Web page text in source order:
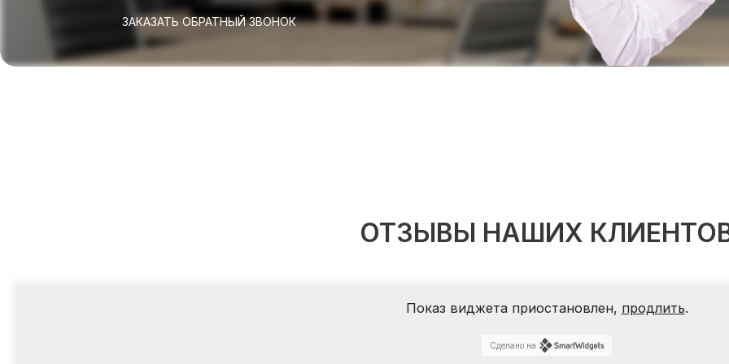
ЗАКАЗАТЬ ОБРАТНЫЙ ЗВОНОК
ОТЗЫВЫ НАШИХ
Показ виджета приостановлен, продлить.
Сделано на